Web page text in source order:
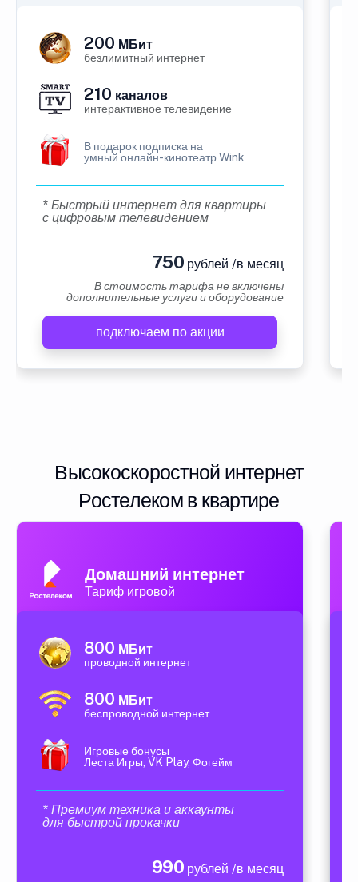
200 МБит
безлимитный интернет
210 каналов
интерактивное телевидение
В подарок подписка на
умный онлайн-кинотеатр Wink
* Быстрый интернет для квартиры
с цифровым телевидением
750 рублей /в месяц
В стоимость тарифа не включены
дополнительные услуги и оборудование
подключаем по акции
Высокоскоростной интернет
Ростелеком в квартире
Домашний интернет
Тариф игровой
800 МБит
проводной интернет
800 МБит
беспроводной интернет
Игровые бонусы
Леста Игры, VK Play, Фогейм
* Премиум техника и аккаунты
для быстрой прокачки
990 рублей /в месяц